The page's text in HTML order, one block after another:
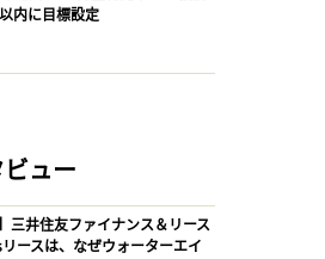
内に目標設定
ュー
】三井住友ファイナンス＆リース
リースは、なぜウォーターエイ